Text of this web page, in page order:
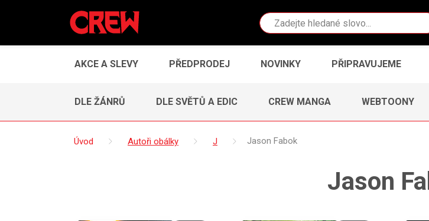
Vyhledávání
AKCE A SLEVY PŘEDPRODEJ NOVINKY PŘIPRAVUJEME
DLE ŽÁNRŮ DLE SVĚTŮ A EDIC CREW MANGA WEBTOONY
Úvod Autoři obálky J Jason Fabok
Jason